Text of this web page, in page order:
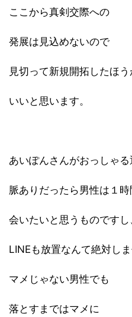
ここから真剣交際への
発展は見込めないので
見切って新規開拓したほう
いいと思います。
あいぽんさんがおっしゃる
脈ありだったら男性は１時
会いたいと思うものですし
LINEも放置なんて絶対しま
マメじゃない男性でも
落とすまではマメに